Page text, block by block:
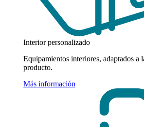
Interior personalizado
Equipamientos interiores, adaptados a
producto.
Más información